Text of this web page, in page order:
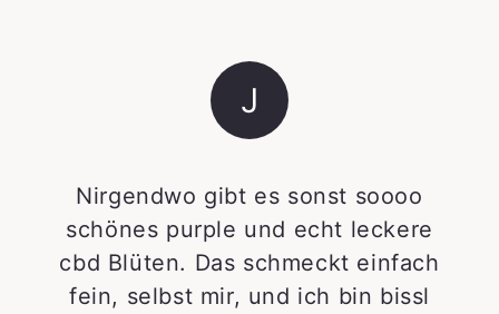
J
Nirgendwo gibt es sonst soooo
schönes purple und echt leckere
cbd Blüten. Das schmeckt einfach
fein, selbst mir, und ich bin bissl